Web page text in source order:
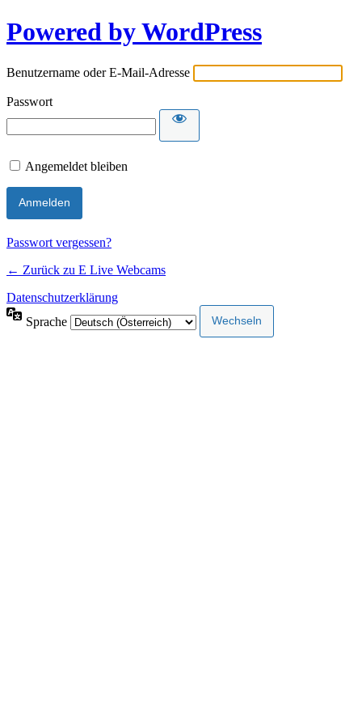
Powered by WordPress
Benutzername oder E-Mail-Adresse
Passwort
Angemeldet bleiben
Passwort vergessen?
← Zurück zu E Live Webcams
Datenschutzerklärung
Sprache